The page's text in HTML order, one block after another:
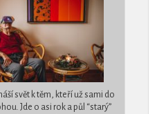
svět k těm, kteří už sami do
Jde o asi rok a půl “starý”